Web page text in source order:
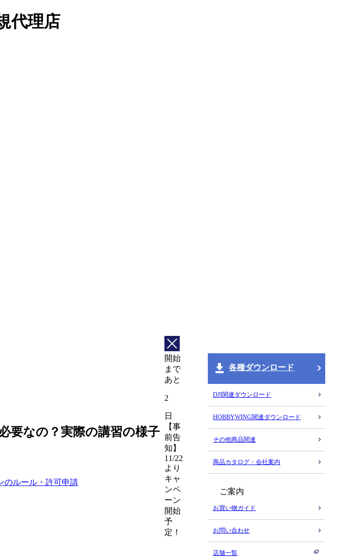
代理店
要なの？実際の講習の様子
のルール・許可申請
各種ダウンロード
DJI関連ダウンロード
HOBBYWING関連ダウンロード
その他商品関連
商品カタログ・会社案内
ご案内
お買い物ガイド
お問い合わせ
店舗一覧
開始
まで
あと
2
日
【事
前告
知】
11/22
より
キャ
ンペ
ーン
開始
予
定！